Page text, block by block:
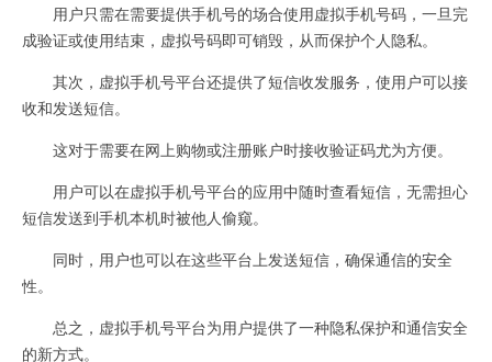
用户只需在需要提供手机号的场合使用虚拟手机号码，一旦完
成验证或使用结束，虚拟号码即可销毁，从而保护个人隐私。
其次，虚拟手机号平台还提供了短信收发服务，使用户可以接
收和发送短信。
这对于需要在网上购物或注册账户时接收验证码尤为方便。
用户可以在虚拟手机号平台的应用中随时查看短信，无需担心
短信发送到手机本机时被他人偷窥。
同时，用户也可以在这些平台上发送短信，确保通信的安全
性。
总之，虚拟手机号平台为用户提供了一种隐私保护和通信安全
的新方式。